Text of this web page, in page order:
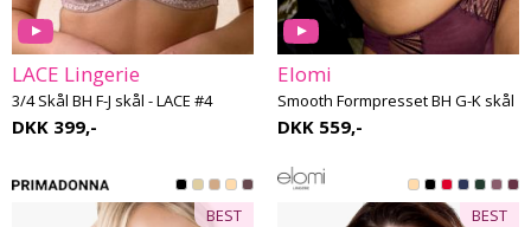
LACE Lingerie
3/4 Skål BH F-J skål - LACE #4
DKK 399,-
Elomi
Smooth Formpresset BH G-K skål
DKK 559,-
BEST BEST